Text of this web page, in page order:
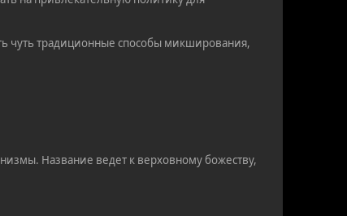
чуть традиционные способы микширования,
Название ведет к верховному божеству,